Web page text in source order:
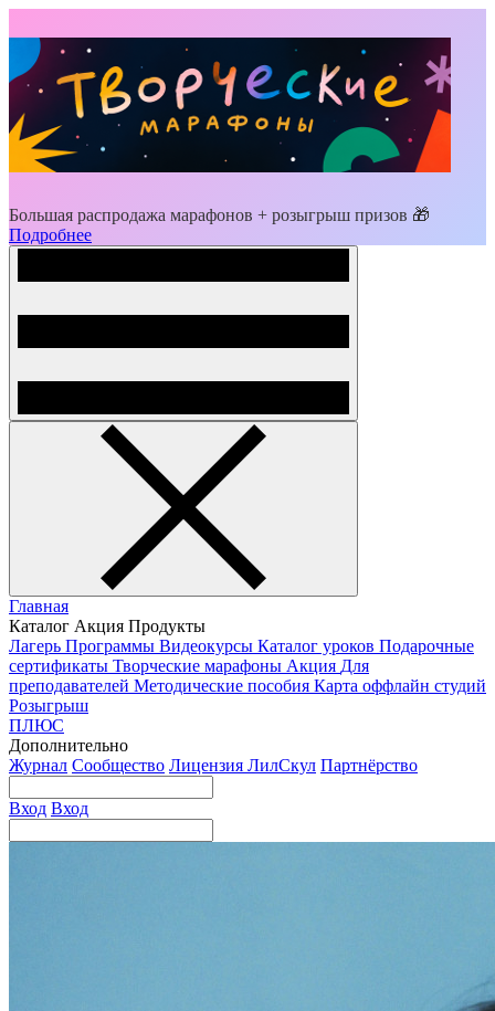
Большая распродажа марафонов + розыгрыш призов 🎁
Подробнее
Главная
Каталог Акция Продукты
Лагерь Программы Видеокурсы Каталог уроков Подарочные
сертификаты Творческие марафоны Акция Для
преподавателей Методические пособия Карта оффлайн студий
Розыгрыш
ПЛЮС
Дополнительно
Журнал Сообщество Лицензия ЛилСкул Партнёрство
Вход Вход